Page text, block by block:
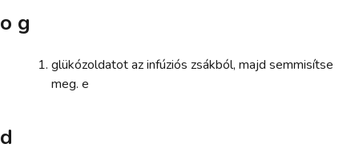
o g
glükózoldatot az infúziós zsákból, majd semmisítse
meg. e
d